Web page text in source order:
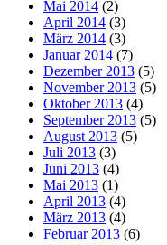
Mai 2014 (2)
April 2014 (3)
März 2014 (3)
Januar 2014 (7)
Dezember 2013 (5)
November 2013 (5)
Oktober 2013 (4)
September 2013 (5)
August 2013 (5)
Juli 2013 (3)
Juni 2013 (4)
Mai 2013 (1)
April 2013 (4)
März 2013 (4)
Februar 2013 (6)